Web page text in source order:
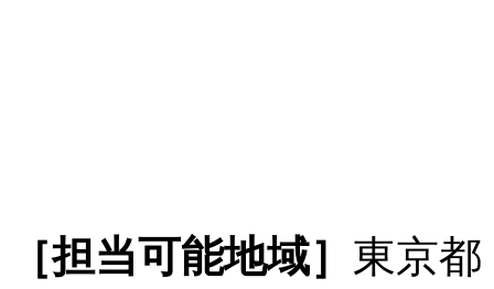
［担当可能地域］ 東京